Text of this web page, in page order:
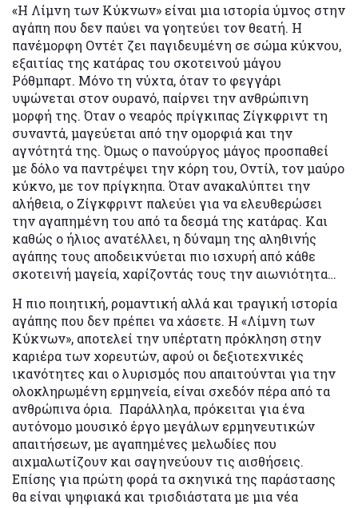
«Η Λίμνη των Κύκνων» είναι μια ιστορία ύμνος στην
αγάπη που δεν παύει να γοητεύει τον θεατή. Η
πανέμορφη Οντέτ ζει παγιδευμένη σε σώμα κύκνου,
εξαιτίας της κατάρας του σκοτεινού μάγου
Ρόθμπαρτ. Μόνο τη νύχτα, όταν το φεγγάρι
υψώνεται στον ουρανό, παίρνει την ανθρώπινη
μορφή της. Όταν ο νεαρός πρίγκιπας Ζίγκφριντ τη
συναντά, μαγεύεται από την ομορφιά και την
αγνότητά της. Όμως ο πανούργος μάγος προσπαθεί
με δόλο να παντρέψει την κόρη του, Οντίλ, τον μαύρο
κύκνο, με τον πρίγκηπα. Όταν ανακαλύπτει την
αλήθεια, ο Ζίγκφριντ παλεύει για να ελευθερώσει
την αγαπημένη του από τα δεσμά της κατάρας. Και
καθώς ο ήλιος ανατέλλει, η δύναμη της αληθινής
αγάπης τους αποδεικνύεται πιο ισχυρή από κάθε
σκοτεινή μαγεία, χαρίζοντάς τους την αιωνιότητα…
Η πιο ποιητική, ρομαντική αλλά και τραγική ιστορία
αγάπης που δεν πρέπει να χάσετε. Η «Λίμνη των
Κύκνων», αποτελεί την υπέρτατη πρόκληση στην
καριέρα των χορευτών, αφού οι δεξιοτεχνικές
ικανότητες και ο λυρισμός που απαιτούνται για την
ολοκληρωμένη ερμηνεία, είναι σχεδόν πέρα από τα
ανθρώπινα όρια. Παράλληλα, πρόκειται για ένα
αυτόνομο μουσικό έργο μεγάλων ερμηνευτικών
απαιτήσεων, με αγαπημένες μελωδίες που
αιχμαλωτίζουν και σαγηνεύουν τις αισθήσεις.
Επίσης για πρώτη φορά τα σκηνικά της παράστασης
θα είναι ψηφιακά και τρισδιάστατα με μια νέα